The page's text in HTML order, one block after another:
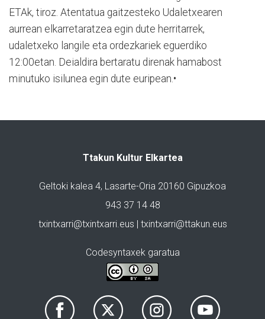
ETAk, tiroz. Atentatua gaitzesteko Udaletxearen
aurrean elkarretaratzea egin dute herritarrek,
udaletxeko langile eta ordezkariek eguerdiko
12:00etan. Deialdira bertaratu direnak hamabost
minutuko isilunea egin dute euripean.•
Ttakun Kultur Elkartea
Geltoki kalea 4, Lasarte-Oria 20160 Gipuzkoa
943 37 14 48
txintxarri@txintxarri.eus | txintxarri@ttakun.eus
Codesyntaxek garatua